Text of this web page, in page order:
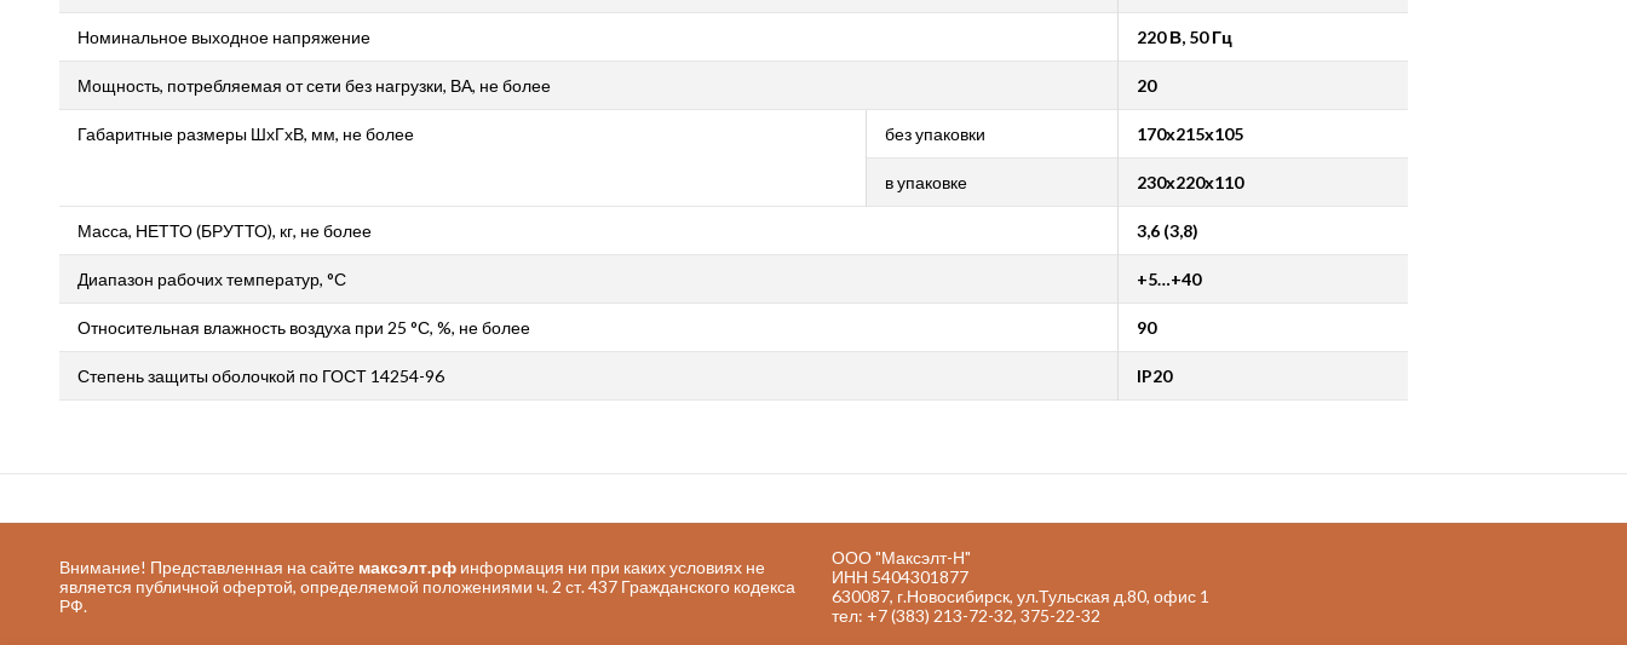
Номинальное выходное напряжение 220 В, 50 Гц
Мощность, потребляемая от сети без нагрузки, ВА, не более 20
Габаритные размеры ШхГхВ, мм, не более без упаковки 170х215х105
в упаковке 230х220х110
Масса, НЕТТО (БРУТТО), кг, не более 3,6 (3,8)
Диапазон рабочих температур, °С +5…+40
Относительная влажность воздуха при 25 °С, %, не более 90
Степень защиты оболочкой по ГОСТ 14254-96 IP20
Внимание! Представленная на сайте максэлт.рфинформация ни при каких условиях не
является публичной офертой, определяемой положениями ч. 2 ст. 437 Гражданского кодекса
РФ.
ООО "Максэлт-Н"
ИНН 5404301877
630087, г.Новосибирск, ул.Тульская д.80, офис 1
тел: +7 (383) 213-72-32, 375-22-32